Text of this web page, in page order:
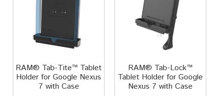
RAM® Tab-Tite™ Tablet
Holder for Google Nexus
7 with Case
RAM® Tab-Lock™
Tablet Holder for Google
Nexus 7 with Case